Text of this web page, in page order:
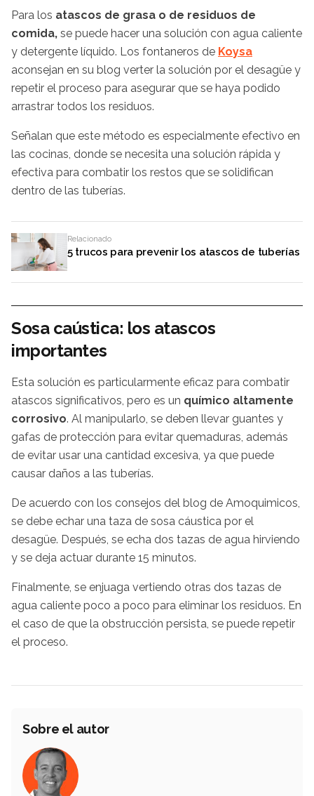
Para los atascos de grasa o de residuos de
comida, se puede hacer una solución con agua caliente
y detergente líquido. Los fontaneros de Koysa
aconsejan en su blog verter la solución por el desagüe y
repetir el proceso para asegurar que se haya podido
arrastrar todos los residuos.
Señalan que este método es especialmente efectivo en
las cocinas, donde se necesita una solución rápida y
efectiva para combatir los restos que se solidifican
dentro de las tuberías.
Relacionado
5 trucos para prevenir los atascos de tuberías
Sosa caústica: los atascos
importantes
Esta solución es particularmente eficaz para combatir
atascos significativos, pero es un químico altamente
corrosivo. Al manipularlo, se deben llevar guantes y
gafas de protección para evitar quemaduras, además
de evitar usar una cantidad excesiva, ya que puede
causar daños a las tuberías.
De acuerdo con los consejos del blog de Amoquimicos,
se debe echar una taza de sosa cáustica por el
desagüe. Después, se echa dos tazas de agua hirviendo
y se deja actuar durante 15 minutos.
Finalmente, se enjuaga vertiendo otras dos tazas de
agua caliente poco a poco para eliminar los residuos. En
el caso de que la obstrucción persista, se puede repetir
el proceso.
Sobre el autor